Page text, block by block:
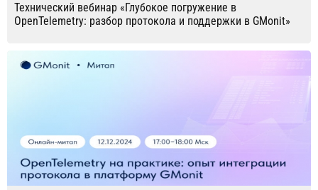
Технический вебинар «Глубокое погружение в
OpenTelemetry: разбор протокола и поддержки в GMonit»